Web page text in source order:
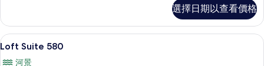
240
的
詳
選擇日期以查看價格
顯
Loft Suite 580 | 起居區 | 55-吋平面
20
Loft Suite 580
河景